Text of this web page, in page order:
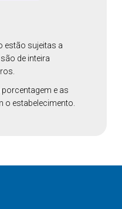
estão sujeitas a
de inteira
e as
estabelecimento.